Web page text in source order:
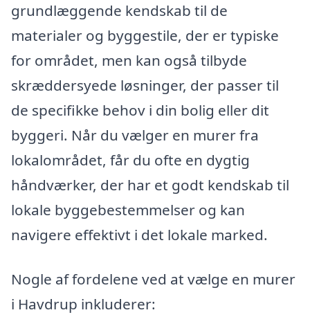
grundlæggende kendskab til de
materialer og byggestile, der er typiske
for området, men kan også tilbyde
skræddersyede løsninger, der passer til
de specifikke behov i din bolig eller dit
byggeri. Når du vælger en murer fra
lokalområdet, får du ofte en dygtig
håndværker, der har et godt kendskab til
lokale byggebestemmelser og kan
navigere effektivt i det lokale marked.
Nogle af fordelene ved at vælge en murer
i Havdrup inkluderer: